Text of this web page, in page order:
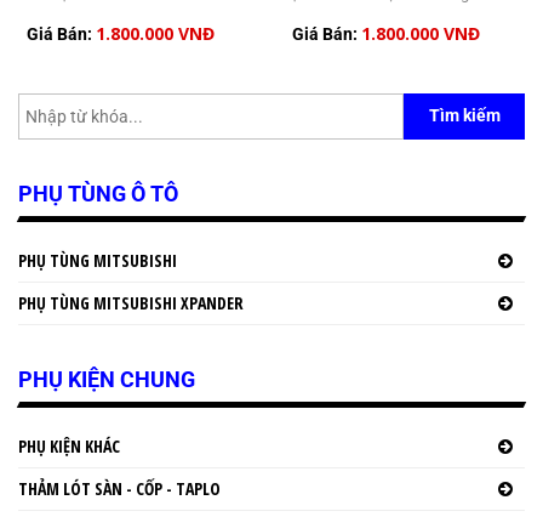
Giá Bán: 1.800.000 VNĐ Giá Bán: 1.800.000 VNĐ
Tìm kiếm
PHỤ TÙNG Ô TÔ
PHỤ TÙNG MITSUBISHI
PHỤ TÙNG MITSUBISHI XPANDER
PHỤ KIỆN CHUNG
PHỤ KIỆN KHÁC
THẢM LÓT SÀN - CỐP - TAPLO